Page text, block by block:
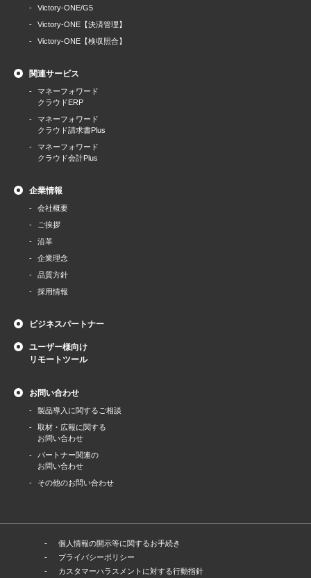
Victory-ONE/G5
Victory-ONE【決済管理】
Victory-ONE【検収照合】
関連サービス
マネーフォワード
クラウドERP
マネーフォワード
クラウド請求書Plus
マネーフォワード
クラウド会計Plus
企業情報
会社概要
ご挨拶
沿革
企業理念
品質方針
採用情報
ビジネスパートナー
ユーザー様向け
リモートツール
お問い合わせ
製品導⼊に関するご相談
取材・広報に関する
お問い合わせ
パートナー関連の
お問い合わせ
その他のお問い合わせ
個人情報の開示等に関するお手続き
プライバシーポリシー
カスタマーハラスメントに対する行動指針